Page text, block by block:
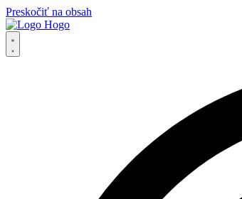
Preskočiť na obsah